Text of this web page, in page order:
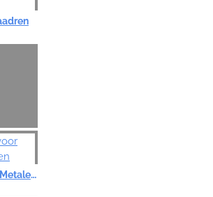
Bodemhoes voor Metalen Draadren